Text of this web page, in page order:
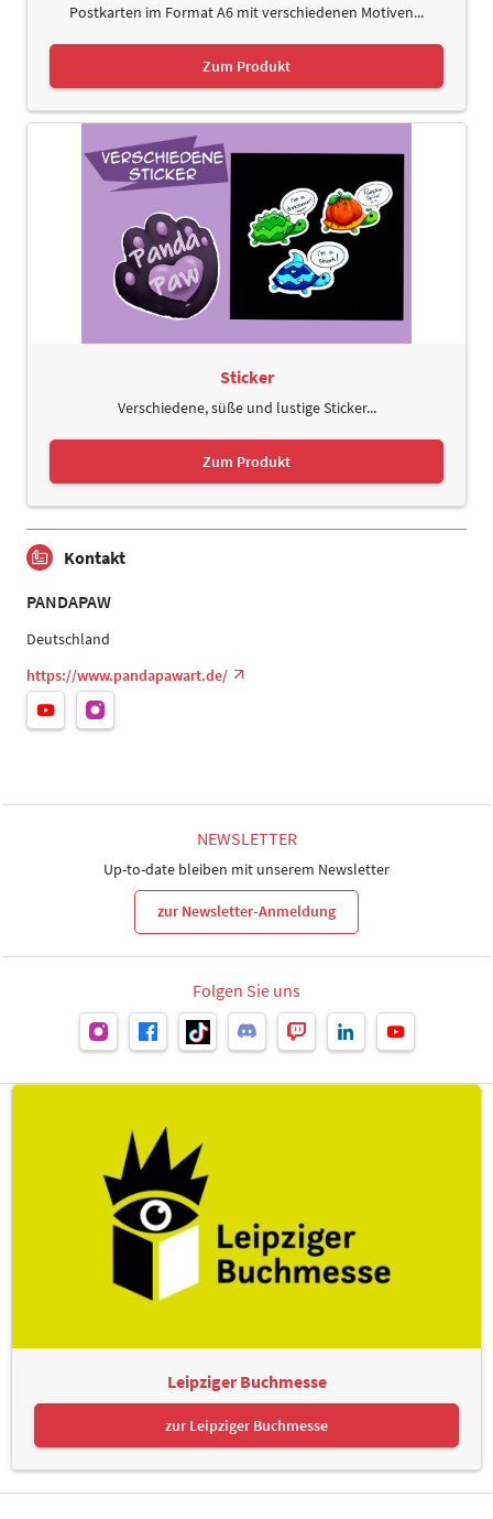
Postkarten im Format A6 mit verschiedenen Motiven...
Zum Produkt
Sticker
Verschiedene, süße und lustige Sticker...
Zum Produkt
Kontakt
PANDAPAW
Deutschland
https://www.pandapawart.de/
NEWSLETTER
Up-to-date bleiben mit unserem Newsletter
zur Newsletter-Anmeldung
Folgen Sie uns
Leipziger Buchmesse
zur Leipziger Buchmesse